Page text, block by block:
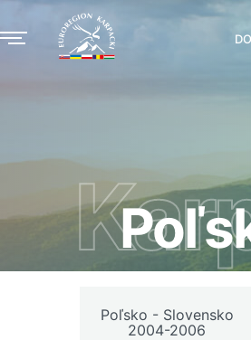
Poľsko - Slovensko
2004-2006